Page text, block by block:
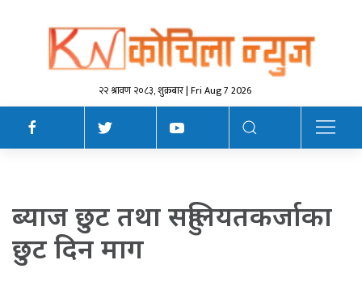
२२ श्रावण २०८३, शुक्रबार | Fri Aug 7 2026
ब्याज छुट तथा सहुलियतकर्जाका
छुट दिन माग